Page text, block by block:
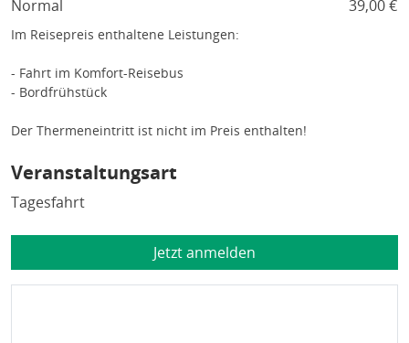
Normal 39,00 €
Im Reisepreis enthaltene Leistungen:
- Fahrt im Komfort-Reisebus
- Bordfrühstück
Der Thermeneintritt ist nicht im Preis enthalten!
Veranstaltungsart
Tagesfahrt
Jetzt anmelden